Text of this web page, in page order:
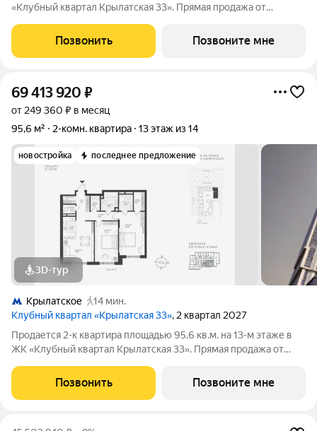
«Клубный квартал Крылатская 33». Прямая продажа от
западе Москвы от специализированного застройщика
«Сияние». Комплекс расположен всего
Позвонить Позвоните мне
69 413 920 ₽
от 249 360 ₽ в месяц
95,6 м²
2-комн. квартира 13 этаж из 14
новостройка последнее предложение
3D-тур
Крылатское
14 мин.
Клубный квартал «Крылатская 33», 2 квартал 2027
Продается 2-к квартира площадью 95.6 кв.м. на 13-м этаже в
ЖК «Клубный квартал Крылатская 33». Прямая продажа от
западе Москвы от специализированного застройщика
«Сияние». Комплекс расположен
Позвонить Позвоните мне